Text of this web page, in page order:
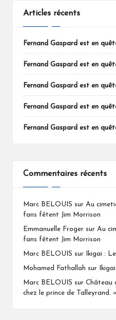
Articles récents
Fernand Gaspard est en
Fernand Gaspard est en
Fernand Gaspard est en
Fernand Gaspard est en
Fernand Gaspard est en
Commentaires récents
Marc BELOUIS sur Au
fans fêtent Jim Morrison
Emmanuelle Froger sur Au
fans fêtent Jim Morrison
Marc BELOUIS sur Ikigai :
Mohamed Fathallah sur
Marc BELOUIS sur Château
chez le prince de Talleyrand. »